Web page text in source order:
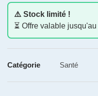
⚠️ Stock limité !
⏳ Offre valable jusqu'au
Catégorie Santé